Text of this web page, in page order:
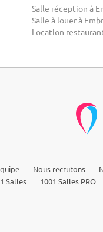
Salle réception à
Salle à louer à
Location
Nous recrutons
Salles
1001 Salles PRO